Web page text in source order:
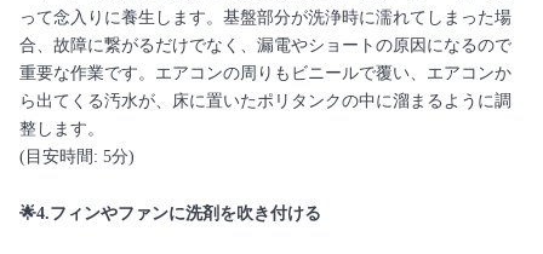
って念入りに養生します。基盤部分が洗浄時に濡れてしまった場
合、故障に繋がるだけでなく、漏電やショートの原因になるので
重要な作業です。エアコンの周りもビニールで覆い、エアコンか
ら出てくる汚水が、床に置いたポリタンクの中に溜まるように調
整します。
(目安時間: 5分)
🌟4.フィンやファンに洗剤を吹き付ける